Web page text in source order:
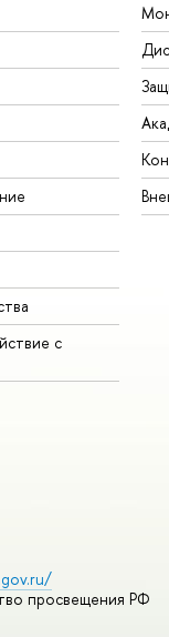
с
просвещения РФ